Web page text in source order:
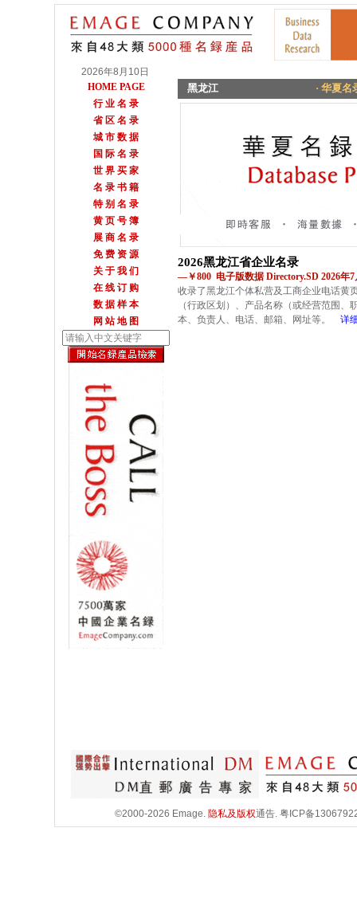
2026年8月10日
HOME PAGE
行 业 名 录
省 区 名 录
城 市 数 据
国 际 名 录
世 界 买 家
名 录 书 籍
特 别 名 录
黄 页 号 簿
展 商 名 录
免 费 资 源
关 于 我 们
在 线 订 购
数 据 样 本
网 站 地 图
黑龙江 · 华夏
2026黑龙江省企业名录
—￥800 电子版数据 Directory.SD 2026年7
收录了黑龙江个体私营及工商企业电话黄
（行政区划）、产品名称（或经营范围
本、负责人、电话、邮箱、网址等。
详
©2000-2026 Emage. 隐私及版权通告. 粤ICP备